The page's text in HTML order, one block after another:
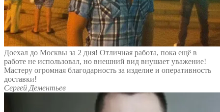
Доехал до Москвы за 2 дня! Отличная работа, пока ещё в
работе не использовал, но внешний вид внушает уважение!
Мастеру огромная благодарность за изделие и оперативность
доставки!
Сергей Дементьев